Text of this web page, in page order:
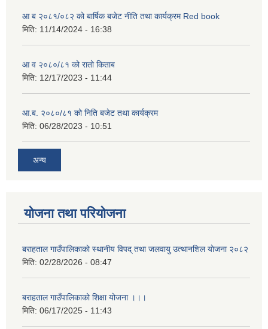
आ ब २०८१/०८२ को बार्षिक बजेट नीति तथा कार्यक्रम Red book
मिति: 11/14/2024 - 16:38
आ व २०८०/८१ को रातो किताब
मिति: 12/17/2023 - 11:44
आ.ब. २०८०/८१ को निति बजेट तथा कार्यक्रम
मिति: 06/28/2023 - 10:51
अन्य
योजना तथा परियोजना
बराहताल गाउँपालिकाकाे स्थानीय विपद् तथा जलवायु उत्थानशिल याेजना २०८२
मिति: 02/28/2026 - 08:47
बराहताल गाउँपालिकाको शिक्षा योजना ।।।
मिति: 06/17/2025 - 11:43